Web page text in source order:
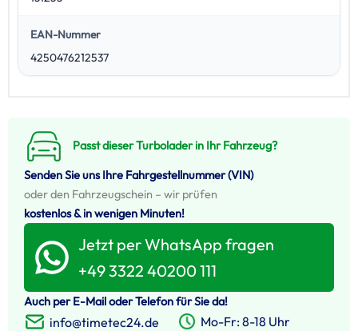
EAN-Nummer
4250476212537
Passt dieser Turbolader in Ihr Fahrzeug?
Senden Sie uns Ihre Fahrgestellnummer (VIN)
oder den Fahrzeugschein – wir prüfen
kostenlos & in wenigen Minuten!
Jetzt per WhatsApp fragen
+49 3322 40200 111
Auch per E-Mail oder Telefon für Sie da!
info@timetec24.de Mo-Fr: 8-18 Uhr